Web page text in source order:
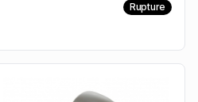
Rupture